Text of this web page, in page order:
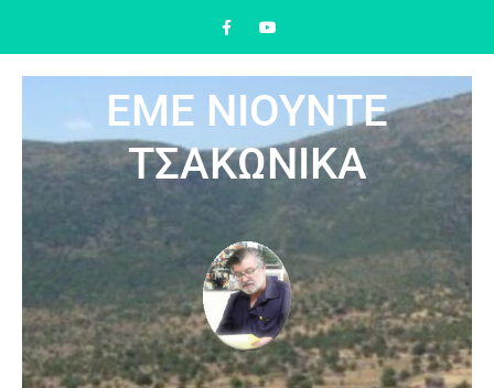
ΕΜΕ ΝΙΟΥΝΤΕ
ΤΣΑΚΩΝΙΚΑ